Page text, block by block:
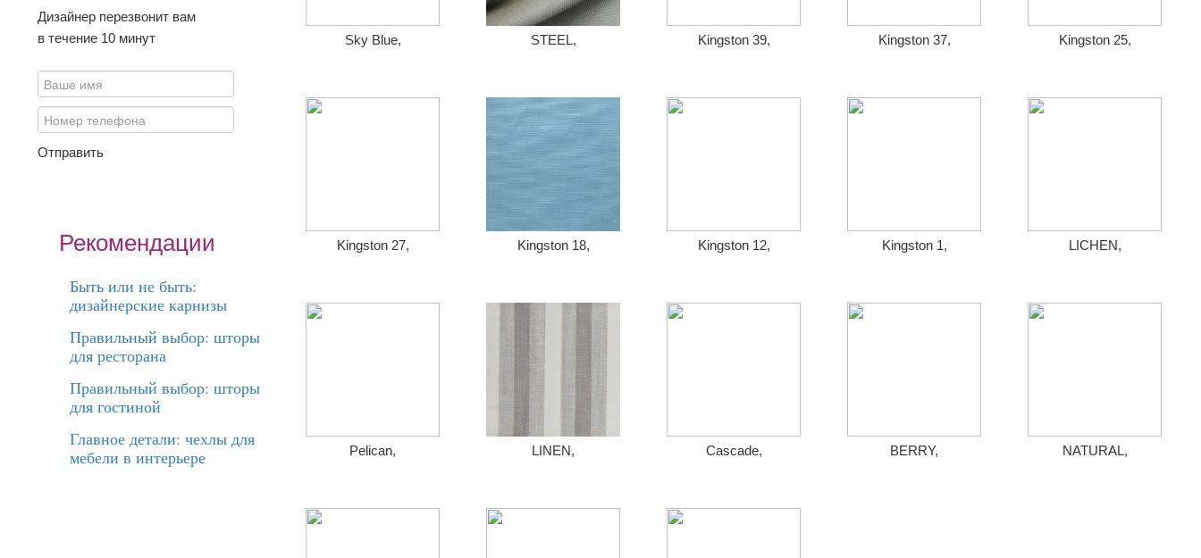
Дизайнер перезвонит вам
в течение 10 минут
Отправить
Рекомендации
Быть или не быть:
дизайнерские карнизы
Правильный выбор: шторы
для ресторана
Правильный выбор: шторы
для гостиной
Главное детали: чехлы для
мебели в интерьере
Sky Blue, STEEL, Kingston 39, Kingston 37, Kingston 25,
Kingston 27, Kingston 18, Kingston 12, Kingston 1, LICHEN,
Pelican, LINEN, Cascade, BERRY, NATURAL,